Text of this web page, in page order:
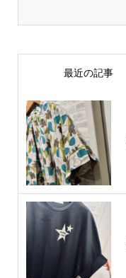
最近の記事